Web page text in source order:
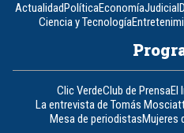
ActualidadPolíticaEconomíaJudicial
Ciencia y Tecnología
Clic VerdeClub de PrensaEl
La entrevista de Tomás
Mesa de periodistasMujeres